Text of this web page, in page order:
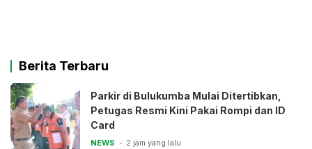
Berita Terbaru
Parkir di Bulukumba Mulai Ditertibkan,
Petugas Resmi Kini Pakai Rompi dan ID
Card
NEWS 2 jam yang lalu